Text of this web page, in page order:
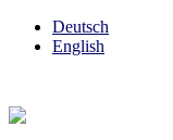
Deutsch
English